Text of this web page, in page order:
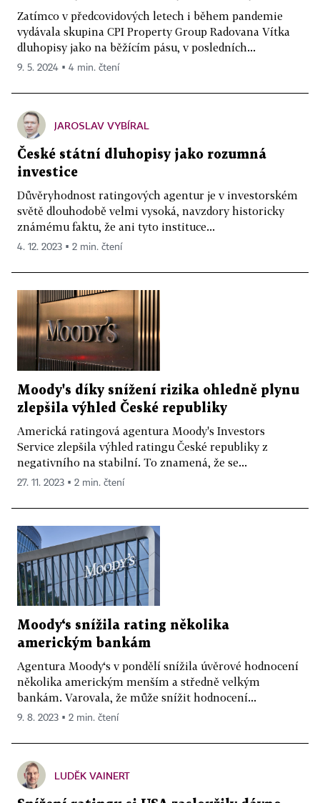
Zatímco v předcovidových letech i během pandemie
vydávala skupina CPI Property Group Radovana Vítka
dluhopisy jako na běžícím pásu, v posledních...
9. 5. 2024 ▪ 4 min. čtení
JAROSLAV VYBÍRAL
České státní dluhopisy jako rozumná
investice
Důvěryhodnost ratingových agentur je v investorském
světě dlouhodobě velmi vysoká, navzdory historicky
známému faktu, že ani tyto instituce...
4. 12. 2023 ▪ 2 min. čtení
Moody's díky snížení rizika ohledně plynu
zlepšila výhled České republiky
Americká ratingová agentura Moody's Investors
Service zlepšila výhled ratingu České republiky z
negativního na stabilní. To znamená, že se...
27. 11. 2023 ▪ 2 min. čtení
Moody‘s snížila rating několika
americkým bankám
Agentura Moody‘s v pondělí snížila úvěrové hodnocení
několika americkým menším a středně velkým
bankám. Varovala, že může snížit hodnocení...
9. 8. 2023 ▪ 2 min. čtení
LUDĚK VAINERT